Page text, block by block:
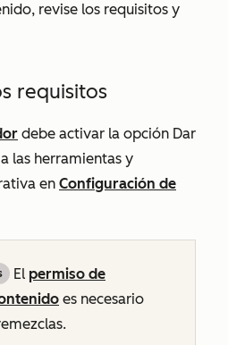
revise los requisitos y
requisitos
debe activar la opción Dar
las herramientas y
en Configuración de
El permiso de
es necesario